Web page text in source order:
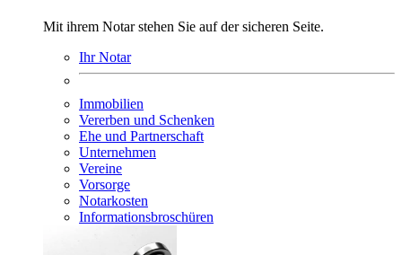
Mit ihrem Notar stehen Sie auf der sicheren Seite.
Ihr Notar
Immobilien
Vererben und Schenken
Ehe und Partnerschaft
Unternehmen
Vereine
Vorsorge
Notarkosten
Informationsbroschüren